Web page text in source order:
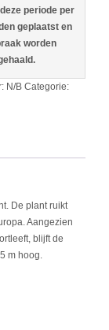
periode per
geplaatst en
worden
N/B Categorie:
De plant ruikt
Aangezien
blijft de
m hoog.